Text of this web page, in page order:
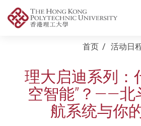
首页 活动日
理大启迪系列：
空智能”？——北
航系统与你